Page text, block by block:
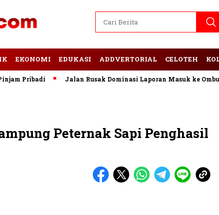
EKONOMI EDUKASI ADDVERTORIAL CELOTEH
Pribadi Jalan Rusak Dominasi Laporan Masuk ke
Peternak Sapi Penghasil